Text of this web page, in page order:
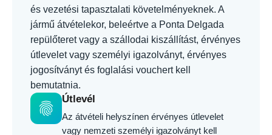
és vezetési tapasztalati követelményeknek. A
jármű átvételekor, beleértve a Ponta Delgada
repülőteret vagy a szállodai kiszállítást, érvényes
útlevelet vagy személyi igazolványt, érvényes
jogosítványt és foglalási vouchert kell
bemutatnia.
fingerprint
Útlevél
Az átvételi helyszínen érvényes útlevelet
vagy nemzeti személyi igazolványt kell